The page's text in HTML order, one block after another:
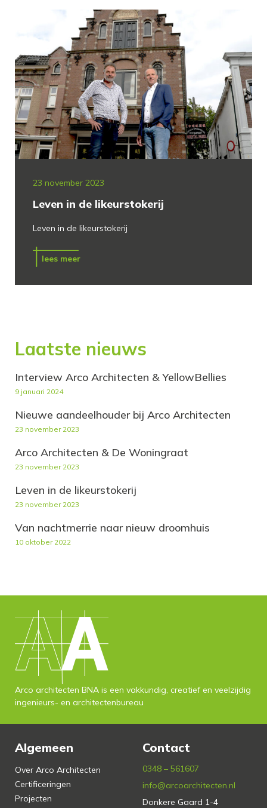
23 november 2023
Leven in de likeurstokerij
Leven in de likeurstokerij
lees meer
Laatste nieuws
Interview Arco Architecten & YellowBellies
9 januari 2024
Nieuwe aandeelhouder bij Arco Architecten
23 november 2023
Arco Architecten & De Woningraat
23 november 2023
Leven in de likeurstokerij
23 november 2023
Van nachtmerrie naar nieuw droomhuis
10 oktober 2022
Arco architecten BNA is een vakkundig, creatief en veelzijdig
ingenieurs- en architectenbureau
Algemeen
Over Arco Architecten
Certificeringen
Projecten
Contact
0348 – 561607
info@arcoarchitecten.nl
Donkere Gaard 1-4